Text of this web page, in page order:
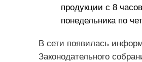
продукции с 8
понедельника по
В сети появилась
Законодательного